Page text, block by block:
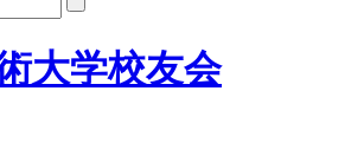
大学校友会